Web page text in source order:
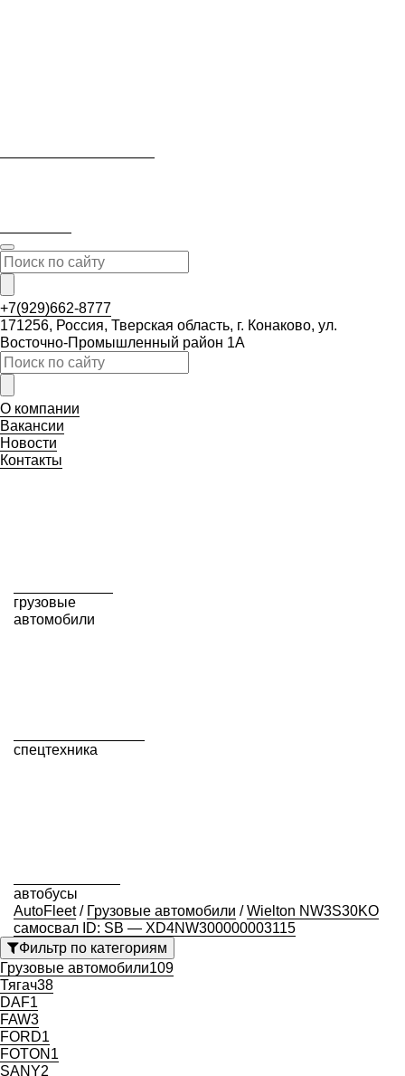
+7(929)662-8777
171256, Россия, Тверская область, г. Конаково, ул.
Восточно-Промышленный район 1А
О компании
Вакансии
Новости
Контакты
грузовые
автомобили
спецтехника
автобусы
AutoFleet / Грузовые автомобили / Wielton NW3S30KO
самосвал ID: SB — XD4NW300000003115
Фильтр по категориям
Грузовые автомобили109
Тягач38
DAF1
FAW3
FORD1
FOTON 1
SANY2